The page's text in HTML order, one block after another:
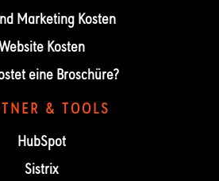
Marketing Kosten
Kosten
eine Broschüre?
& TOOLS
HubSpot
Sistrix